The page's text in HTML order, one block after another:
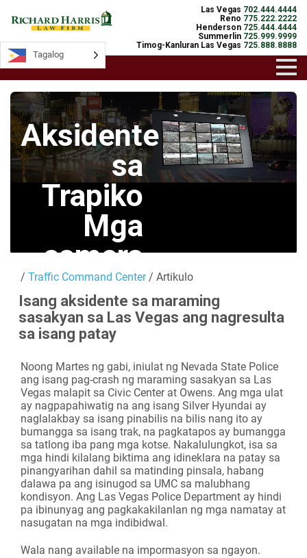
Las Vegas 702.444.4444
Reno 775.222.2222
Henderson 725.444.4444
Summerlin 725.999.9999
Timog-Kanluran Las Vegas 725.888.8888
Aksidente
sa
Trapiko
Mga
camera
Mga Live na
Camera
/ Traffic Command Center/ Artikulo
Isang aksidente sa maraming
sasakyan sa Las Vegas ang nagresulta
sa isang patay
Noong Martes ng gabi, iniulat ng Nevada State Police
ang isang pag-crash ng maraming sasakyan sa Las
Vegas malapit sa Civic Center at Owens. Ang mga ulat
ay nagpapahiwatig na ang isang Silver Hyundai ay
naglalakbay sa isang pinabilis na bilis nang ito ay
bumangga sa isang trak, na pagkatapos ay bumangga
sa tatlong iba pang mga kotse. Nakalulungkot, isa sa
mga hindi kilalang biktima ang idineklara na patay sa
pinangyarihan dahil sa matinding pinsala, habang
dalawa pa ang isinugod sa UMC sa malubhang
kondisyon. Ang Las Vegas Police Department ay hindi
pa ibinunyag ang pagkakakilanlan ng mga namatay at
nasugatan na mga indibidwal.
Wala nang available na impormasyon sa ngayon.
Tagalog
Tagalog